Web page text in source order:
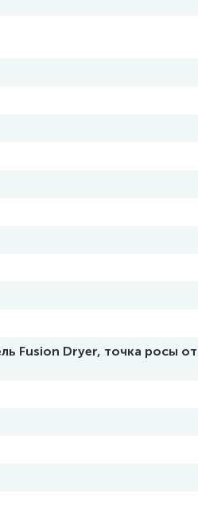
Fusion Dryer, точка росы